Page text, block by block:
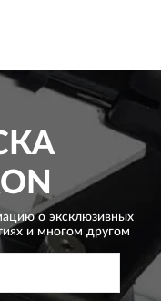
о эксклюзивных
и многом другом